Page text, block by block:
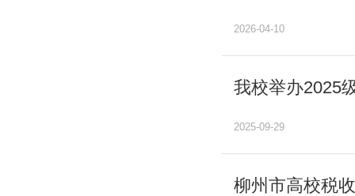
2026-04-10
我校举办2025
2025-09-29
柳州市高校税